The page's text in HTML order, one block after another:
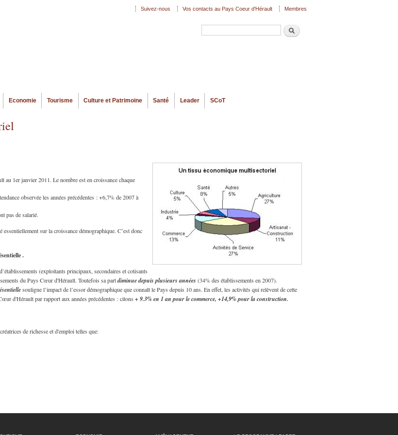
Recherche
Economie Tourisme Culture et Patrimoine Santé Leader SCoT
Suivez-nous Vos contacts au Pays Coeur d'Hérault Membres
1er janvier 2011. Le nombre est en croissance chaque
observée les années précédentes : +6,7% de 2007 à
pas de salarié.
sur la croissance démographique. C’est donc
.
(exploitants principaux, secondaires et cotisants
du Pays Cœur d'Hérault. Toutefois sa partdiminue depuis plusieurs années (34% des établissements en 2007).
souligne l’impact de l’essor démographique que connaît le Pays depuis 10 ans. En effet, les activités qui relèvent de cette
d'Hérault par rapport aux années précédentes : citons + 9.3% en 1 an pour le commerce, +14,9% pour la construction.
de richesse et d'emploi telles que: